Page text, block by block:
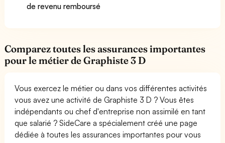
de revenu remboursé
Comparez toutes les assurances importantes
pour le métier de Graphiste 3 D
Vous exercez le métier ou dans vos différentes activités
vous avez une activité de Graphiste 3 D ? Vous êtes
indépendants ou chef d'entreprise non assimilé en tant
que salarié ? SideCare a spécialement créé une page
dédiée à toutes les assurances importantes pour vous